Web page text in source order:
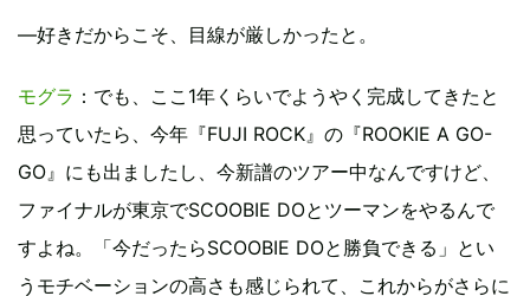
―好きだからこそ、目線が厳しかったと。
モグラ ：でも、ここ1年くらいでようやく完成してきたと
思っていたら、今年『FUJI ROCK』の『ROOKIE A GO-
GO』にも出ましたし、今新譜のツアー中なんですけど、
ファイナルが東京でSCOOBIE DOとツーマンをやるんで
すよね。「今だったらSCOOBIE DOと勝負できる」とい
うモチベーションの高さも感じられて、これからがさらに